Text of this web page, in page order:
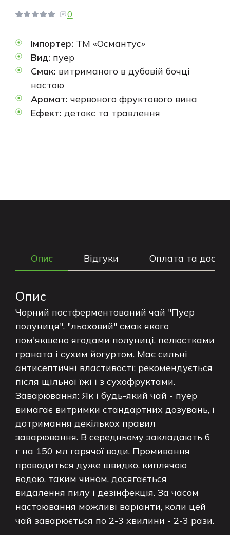
0
Імпортер: ТМ «Османтус»
Вид: пуер
Смак: витриманого в дубовій бочці
настою
Аромат: червоного фруктового вина
Ефект: детокс та травлення
Опис Відгуки Оплата та
Опис
Чорний постферментований чай "Пуер
полуниця", "льоховий" смак якого
пом'якшено ягодами полуниці, пелюстками
граната і сухим йогуртом. Має сильні
антисептичні властивості; рекомендується
після щільної їжі і з сухофруктами.
Заварювання: Як і будь-який чай - пуер
вимагає витримки стандартних дозувань, і
дотримання декількох правил
заварювання. В середньому закладають 6
г на 150 мл гарячої води. Промивання
проводиться дуже швидко, киплячою
водою, таким чином, досягається
видалення пилу і дезінфекція. За часом
настоювання можливі варіанти, коли цей
чай заварюється по 2-3 хвилини - 2-3 рази.